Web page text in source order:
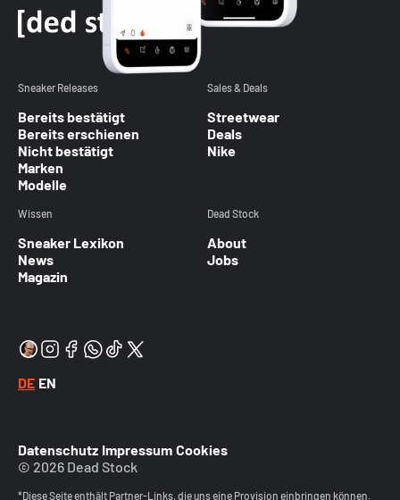
Sneaker Releases
Bereits bestätigt
Bereits erschienen
Nicht bestätigt
Marken
Modelle
Sales & Deals
Streetwear
Deals
Nike
Wissen
Sneaker Lexikon
News
Magazin
Dead Stock
About
Jobs
DE EN
Datenschutz Impressum Cookies
© 2026 Dead Stock
*Diese Seite enthält Partner-Links, die uns eine Provision einbringen können.